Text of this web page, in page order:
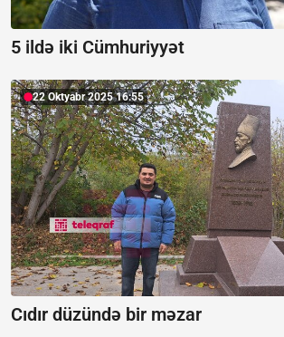
5 ildə iki Cümhuriyyət
22 Oktyabr 2025 16:55
Cıdır düzündə bir məzar